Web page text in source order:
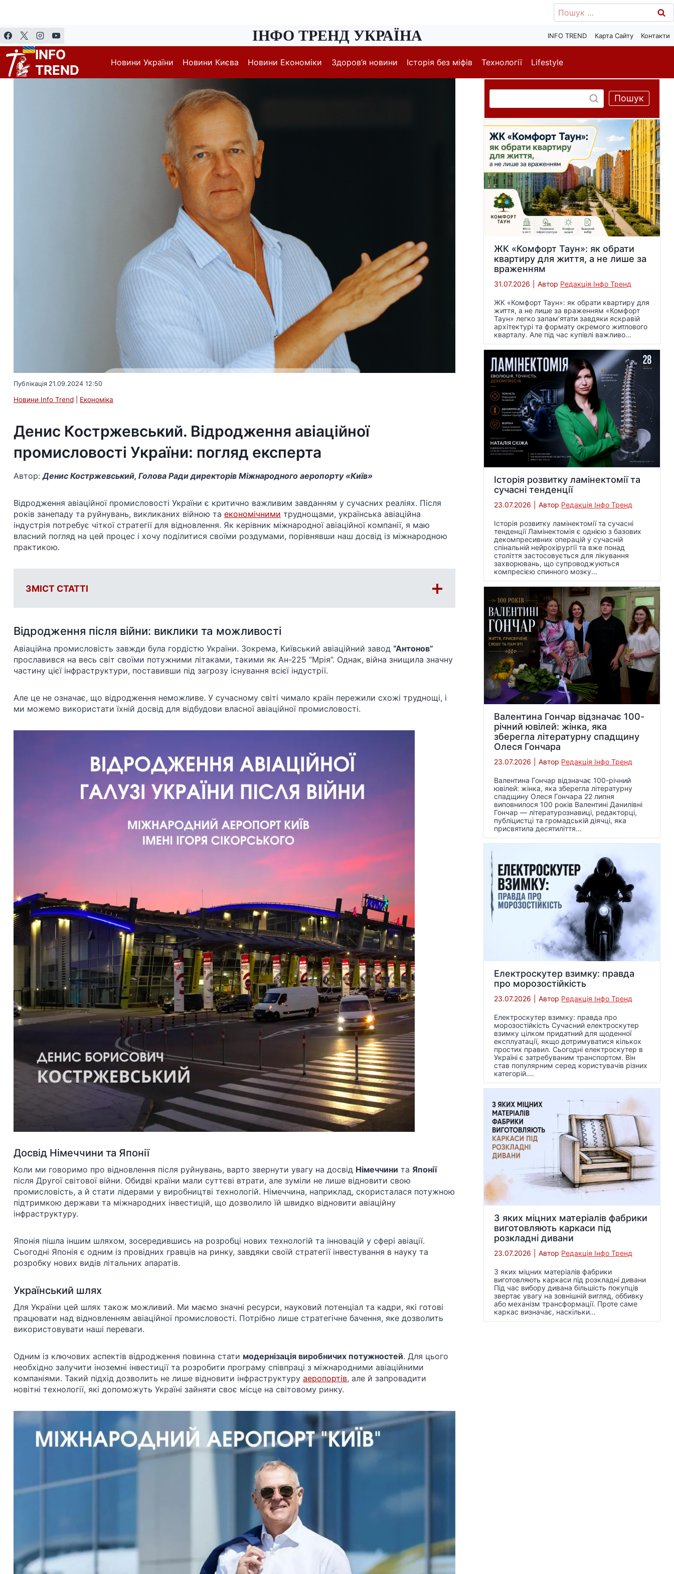
вмісту
Пошук:
ІНФО ТРЕНД УКРАЇНА INFO TREND Карта Сайту Контакти
INFO
TREND
Новини України Новини Києва Новини Економіки Здоров’я новини Історія без міфів Технології Lifestyle
Публікація 21.09.2024 12:50
Новини Info Trend Економіка
Денис Костржевський. Відродження авіаційної
промисловості України: погляд експерта
Автор: Денис Костржевський, Голова Ради директорів Міжнародного аеропорту «Київ»
Відродження авіаційної промисловості України є критично важливим завданням у сучасних реаліях. Після
років занепаду та руйнувань, викликаних війною та економічними труднощами, українська авіаційна
індустрія потребує чіткої стратегії для відновлення. Як керівник міжнародної авіаційної компанії, я маю
власний погляд на цей процес і хочу поділитися своїми роздумами, порівнявши наш досвід із міжнародною
практикою.
ЗМІСТ СТАТТІ
Відродження після війни: виклики та можливості
Авіаційна промисловість завжди була гордістю України. Зокрема, Київський авіаційний завод “Антонов”
прославився на весь світ своїми потужними літаками, такими як Ан-225 “Мрія”. Однак, війна знищила значну
частину цієї інфраструктури, поставивши під загрозу існування всієї індустрії.
Але це не означає, що відродження неможливе. У сучасному світі чимало країн пережили схожі труднощі, і
ми можемо використати їхній досвід для відбудови власної авіаційної промисловості.
Досвід Німеччини та Японії
Коли ми говоримо про відновлення після руйнувань, варто звернути увагу на досвід Німеччини та Японії
після Другої світової війни. Обидві країни мали суттєві втрати, але зуміли не лише відновити свою
промисловість, а й стати лідерами у виробництві технологій. Німеччина, наприклад, скористалася потужною
підтримкою держави та міжнародних інвестицій, що дозволило їй швидко відновити авіаційну
інфраструктуру.
Японія пішла іншим шляхом, зосередившись на розробці нових технологій та інновацій у сфері авіації.
Сьогодні Японія є одним із провідних гравців на ринку, завдяки своїй стратегії інвестування в науку та
розробку нових видів літальних апаратів.
Український шлях
Для України цей шлях також можливий. Ми маємо значні ресурси, науковий потенціал та кадри, які готові
працювати над відновленням авіаційної промисловості. Потрібно лише стратегічне бачення, яке дозволить
використовувати наші переваги.
Одним із ключових аспектів відродження повинна стати модернізація виробничих потужностей. Для цього
необхідно залучити іноземні інвестиції та розробити програму співпраці з міжнародними авіаційними
компаніями. Такий підхід дозволить не лише відновити інфраструктуру аеропортів, але й запровадити
новітні технології, які допоможуть Україні зайняти своє місце на світовому ринку.
Пошук
ЖК «Комфорт Таун»: як обрати
квартиру для життя, а не лише за
враженням
31.07.2026 Автор Редакція Інфо Тренд
ЖК «Комфорт Таун»: як обрати квартиру для
життя, а не лише за враженням «Комфорт
Таун» легко запам’ятати завдяки яскравій
архітектурі та формату окремого житлового
кварталу. Але під час купівлі важливо...
Історія розвитку ламінектомії та
сучасні тенденції
23.07.2026 Автор Редакція Інфо Тренд
Історія розвитку ламінектомії та сучасні
тенденції Ламінектомія є однією з базових
декомпресивних операцій у сучасній
спінальній нейрохірургії та вже понад
століття застосовується для лікування
захворювань, що супроводжуються
компресією спинного мозку...
Валентина Гончар відзначає 100-
річний ювілей: жінка, яка
зберегла літературну спадщину
Олеся Гончара
23.07.2026 Автор Редакція Інфо Тренд
Валентина Гончар відзначає 100-річний
ювілей: жінка, яка зберегла літературну
спадщину Олеся Гончара 22 липня
виповнилося 100 років Валентині Данилівні
Гончар — літературознавиці, редакторці,
публіцистці та громадській діячці, яка
присвятила десятиліття...
Електроскутер взимку: правда
про морозостійкість
23.07.2026 Автор Редакція Інфо Тренд
Електроскутер взимку: правда про
морозостійкість Сучасний електроскутер
взимку цілком придатний для щоденної
експлуатації, якщо дотримуватися кількох
простих правил. Сьогодні електроскутер в
Україні є затребуваним транспортом. Він
став популярним серед користувачів різних
категорій....
З яких міцних матеріалів фабрики
виготовляють каркаси під
розкладні дивани
23.07.2026 Автор Редакція Інфо Тренд
З яких міцних матеріалів фабрики
виготовляють каркаси під розкладні дивани
Під час вибору дивана більшість покупців
звертає увагу на зовнішній вигляд, оббивку
або механізм трансформації. Проте саме
каркас визначає, наскільки...